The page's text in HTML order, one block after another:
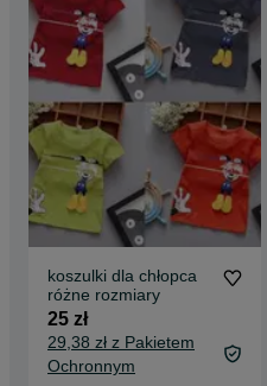
koszulki dla chłopca
różne rozmiary
25 zł
29,38 zł z Pakietem
Ochronnym